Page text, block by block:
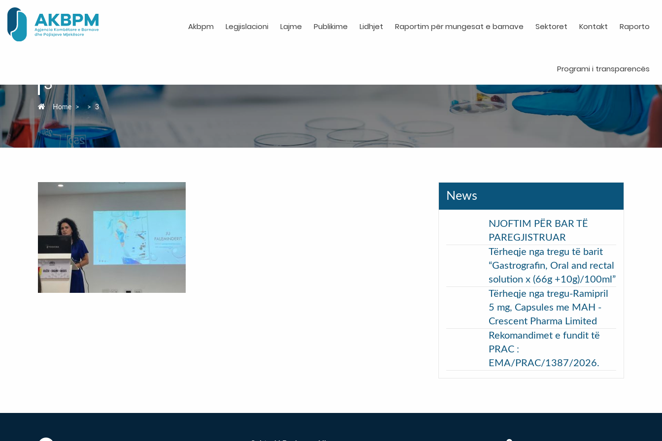
Akbpm Legjislacioni Lajme Publikime Lidhjet Raportim për mungesat e barnave Sektoret Kontakt Raporto
Programi i transparencës
3
Home > > 3
News
NJOFTIM PËR BAR TË
PAREGJISTRUAR
Tërheqje nga tregu të barit
“Gastrografin, Oral and rectal
solution x (66g +10g)/100ml”
Tërheqje nga tregu-Ramipril
5 mg, Capsules me MAH -
Crescent Pharma Limited
Rekomandimet e fundit të
PRAC :
EMA/PRAC/1387/2026.